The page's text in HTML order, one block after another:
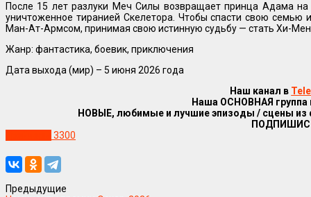
После 15 лет разлуки Меч Силы возвращает принца Адама
уничтоженное тиранией Скелетора. Чтобы спасти свою
Ман-Ат-Армсом, принимая свою истинную судьбу — стать Хи-
Жанр: фантастика, боевик, приключения
Дата выхода (мир) – 5 июня 2026 года
Наш канал в
Наша ОСНОВНАЯ группа
НОВЫЕ, любимые и лучшие эпизоды / сцены
3300
Предыдущие